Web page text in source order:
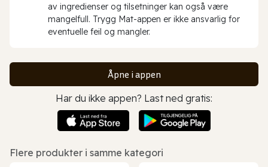
av ingredienser og tilsetninger kan også være
mangelfull. Trygg Mat-appen er ikke ansvarlig for
eventuelle feil og mangler.
Åpne i appen
Har du ikke appen? Last ned gratis:
Flere produkter i samme kategori